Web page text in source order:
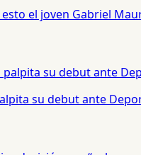
el joven Gabriel
su debut ante